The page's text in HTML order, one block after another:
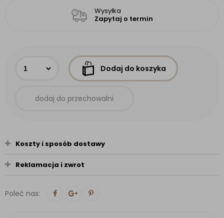
Wysyłka
Zapytaj o termin
Dodaj do koszyka
dodaj do przechowalni
Koszty i sposób dostawy
Reklamacja i zwrot
Poleć nas: